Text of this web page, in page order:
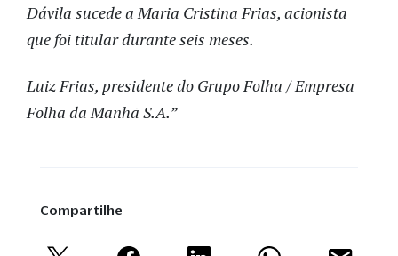
Dávila sucede a Maria Cristina Frias, acionista
que foi titular durante seis meses.
Luiz Frias, presidente do Grupo Folha / Empresa
Folha da Manhã S.A.”
Compartilhe